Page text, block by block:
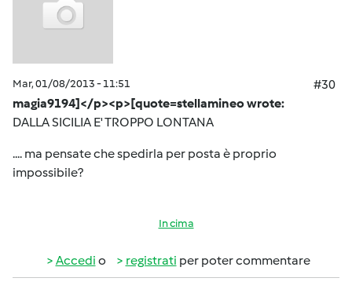
Mar, 01/08/2013 - 11:51
#30
magia9194]</p><p>[quote=stellamineo wrote:
DALLA SICILIA E' TROPPO LONTANA
.... ma pensate che spedirla per posta è proprio
impossibile?
In cima
Accedi o registrati per poter commentare